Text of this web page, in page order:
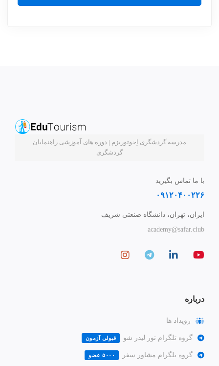
مدرسه گردشگری اِجوتوریزم | دوره های آموزشی راهنمایان
گردشگری
با ما تماس بگیرید
۰۹۱۲۰۴۰۰۲۲۶
ایران، تهران، دانشگاه صنعتی شریف
academy@safar.club
درباره
رویداد ها
گروه تلگرام تور لیدر شو قبولی آزمون
گروه تلگرام مشاور سفر ۵۰۰۰ عضو